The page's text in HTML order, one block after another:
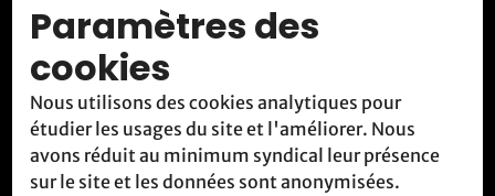
Activités
Blog
Contact
Nous rencontrer
Paramètres des
cookies
Nous utilisons des cookies analytiques pour
étudier les usages du site et l'améliorer. Nous
avons réduit au minimum syndical leur présence
sur le site et les données sont anonymisées.